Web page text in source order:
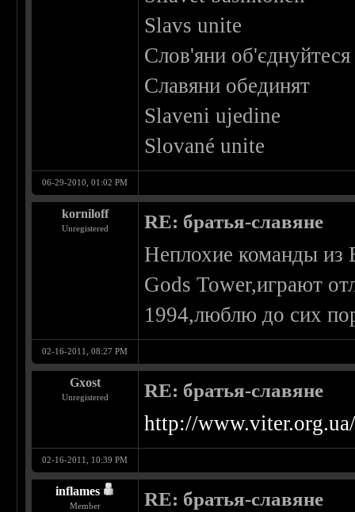
Slavs unite
Слов'яни об'єднуйтеся
Славяни обединят
Slaveni ujedine
Slované unite
06-29-2010, 01:02 PM
korniloff
Unregistered RE: братья-славяне
Неплохие команды из
Gods Tower,играют
1994,люблю до сих
02-16-2011, 08:27 PM
Gxost
Unregistered RE: братья-славяне
http://
02-16-2011, 10:39 PM
inflames
Member RE: братья-славяне